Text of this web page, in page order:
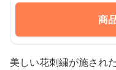
商
美しい花刺繍が施され